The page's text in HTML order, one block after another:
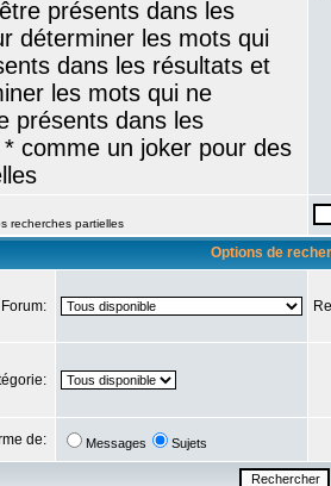
présents dans les
déterminer les mots qui
dans les résultats et
les mots qui ne
présents dans les
comme un joker pour des
recherches partielles
Options de
Forum:
de: Messages Sujets